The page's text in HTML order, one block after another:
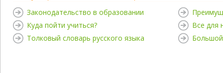
Законодательство в образовании
Куда пойти учиться?
Толковый словарь русского языка
Все для
Большой